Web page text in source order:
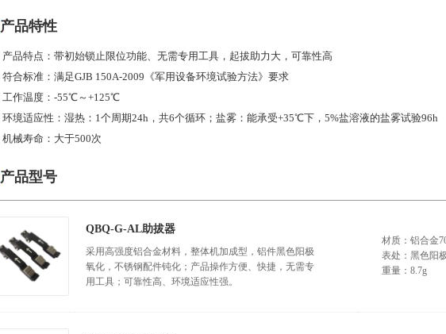
产品特性
产品特点：带初始锁止限位功能、无需专用工具，起拔助力大，可靠性高
符合标准：满足GJB 150A-2009《军用设备环境试验方法》要求
工作温度：-55℃～+125℃
环境适应性：湿热：1个周期24h，共6个循环；盐雾：能承受+35℃下，5%盐溶液的盐雾试验96h
机械寿命：大于500次
产品型号
QBQ-G-AL助拔器
采用高强度铝合金材料，整体机加成型，铝件黑色阳极
氧化，不锈钢配件钝化；产品操作方便、快捷，无需专
用工具；可靠性高、环境适应性强。
材质：铝合金
表处：黑色阳
重量：8.7g